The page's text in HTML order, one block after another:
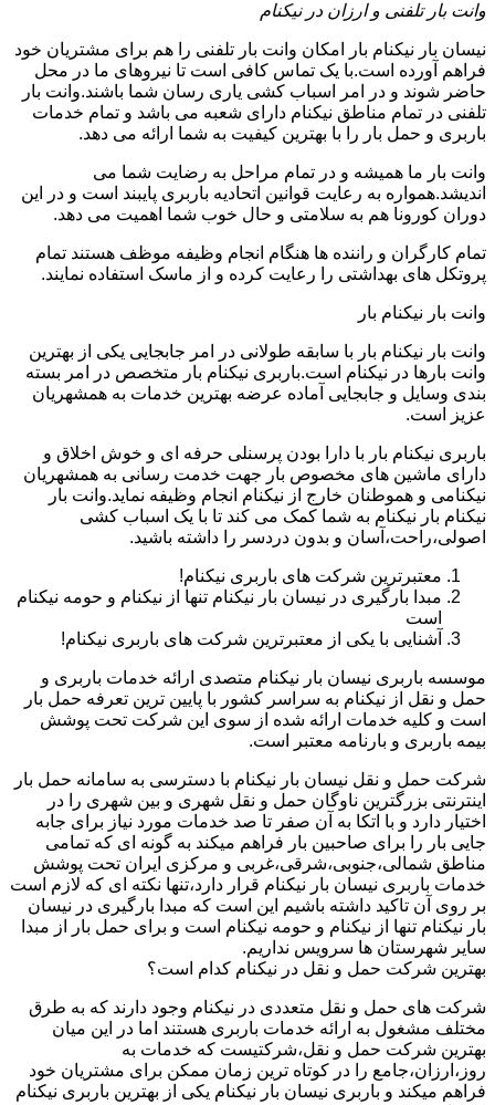
وانت بار تلفنی و ارزان در نیکنام
نیسان بار نیکنام بار امکان وانت بار تلفنی را هم برای مشتریان خود
فراهم آورده است.با یک تماس کافی است تا نیروهای ما در محل
حاضر شوند و در امر اسباب کشی یاری رسان شما باشند.وانت بار
تلفنی در تمام مناطق نیکنام دارای شعبه می باشد و تمام خدمات
باربری و حمل بار را با بهترین کیفیت به شما ارائه می دهد.
وانت بار ما همیشه و در تمام مراحل به رضایت شما می
اندیشد.همواره به رعایت قوانین اتحادیه باربری پایبند است و در این
دوران کورونا هم به سلامتی و حال خوب شما اهمیت می دهد.
تمام کارگران و راننده ها هنگام انجام وظیفه موظف هستند تمام
پروتکل های بهداشتی را رعایت کرده و از ماسک استفاده نمایند.
وانت بار نیکنام بار
وانت بار نیکنام بار با سابقه طولانی در امر جابجایی یکی از بهترین
وانت بارها در نیکنام است.باربری نیکنام بار متخصص در امر بسته
بندی وسایل و جابجایی آماده عرضه بهترین خدمات به همشهریان
عزیز است.
باربری نیکنام بار با دارا بودن پرسنلی حرفه ای و خوش اخلاق و
دارای ماشین های مخصوص بار جهت خدمت رسانی به همشهریان
نیکنامی و هموطنان خارج از نیکنام انجام وظیفه نماید.وانت بار
نیکنام بار نیکنام به شما کمک می کند تا با یک اسباب کشی
اصولی،راحت،آسان و بدون دردسر را داشته باشید.
معتبرترین شرکت های باربری نیکنام!
مبدا بارگیری در نیسان بار نیکنام تنها از نیکنام و حومه نیکنام
است
آشنایی با یکی از معتبرترین شرکت های باربری نیکنام!
موسسه باربری نیسان بار نیکنام متصدی ارائه خدمات باربری و
حمل و نقل از نیکنام به سراسر کشور با پایین ترین تعرفه حمل بار
است و کلیه خدمات ارائه شده از سوی این شرکت تحت پوشش
بیمه باربری و بارنامه معتبر است.
شرکت حمل و نقل نیسان بار نیکنام با دسترسی به سامانه حمل بار
اینترنتی بزرگترین ناوگان حمل و نقل شهری و بین شهری را در
اختیار دارد و با اتکا به آن صفر تا صد خدمات مورد نیاز برای جابه
جایی بار را برای صاحبین بار فراهم میکند به گونه ای که تمامی
مناطق شمالی،جنوبی،شرقی،غربی و مرکزی ایران تحت پوشش
خدمات باربری نیسان بار نیکنام قرار دارد،تنها نکته ای که لازم است
بر روی آن تاکید داشته باشیم این است که مبدا بارگیری در نیسان
بار نیکنام تنها از نیکنام و حومه نیکنام است و برای حمل بار از مبدا
سایر شهرستان ها سرویس نداریم.
بهترین شرکت حمل و نقل در نیکنام کدام است؟
شرکت های حمل و نقل متعددی در نیکنام وجود دارند که به طرق
مختلف مشغول به ارائه خدمات باربری هستند اما در این میان
بهترین شرکت حمل و نقل،شرکتیست که خدمات به
روز،ارزان،جامع را در کوتاه ترین زمان ممکن برای مشتریان خود
فراهم میکند و باربری نیسان بار نیکنام یکی از بهترین باربری نیکنام